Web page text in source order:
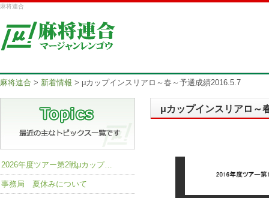
麻将連合
麻将連合 > 新着情報 > μカップインスリアロ～春～予選成績2016.5.7
μカップインスリアロ～
2026年度ツアー第2戦μカップ…
事務局 夏休みについて